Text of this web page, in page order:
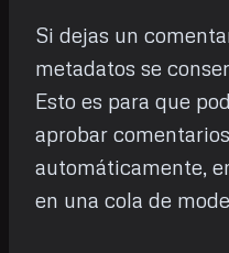
Si dejas un
metadatos se
Esto es para que
aprobar
automáticamente,
en una cola de